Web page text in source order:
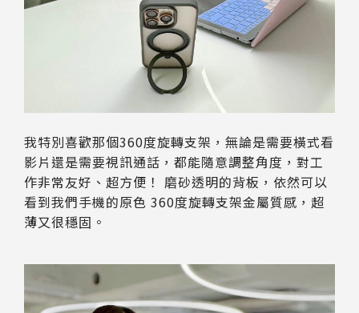
我特別喜歡那個360度旋轉支架，無論是需要橫式看
影片還是需要視訊通話，都能隨意調整角度，對工
作非常友好、超方便！ 磨砂透明的背板，依然可以
看到我們手機的原色 360度旋轉支架金屬質感，超
薄又很穩固。